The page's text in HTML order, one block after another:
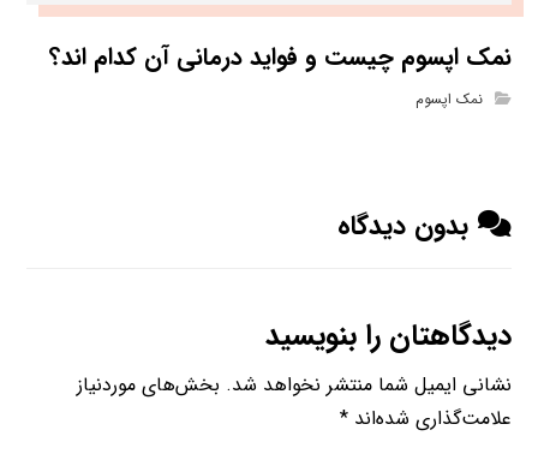
نمک اپسوم چیست و فواید درمانی آن کدام اند؟
نمک اپسوم
بدون دیدگاه
دیدگاهتان را بنویسید
نشانی ایمیل شما منتشر نخواهد شد. بخش‌های موردنیاز
علامت‌گذاری شده‌اند*